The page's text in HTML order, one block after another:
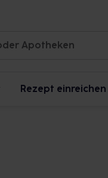
Rezept einreichen